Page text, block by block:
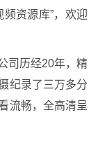
资源库”，欢迎
司历经20年，精
纪录了三万多分
流畅，全高清呈